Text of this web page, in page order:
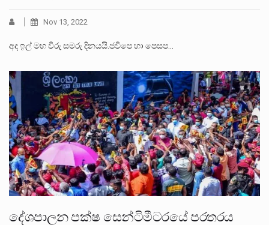
Nov 13, 2022
අද ඉල් මහ විරු සමරු දිනයයි.ජවිපෙ හා පෙසප…
දේශපාලන පක්ෂ සෙන්ටිමීටරයේ පරතරය